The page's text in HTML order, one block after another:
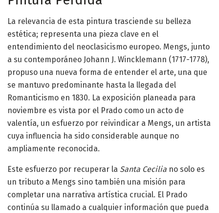
La relevancia de esta pintura trasciende su belleza
estética; representa una pieza clave en el
entendimiento del neoclasicismo europeo. Mengs, junto
a su contemporáneo Johann J. Wincklemann (1717-1778),
propuso una nueva forma de entender el arte, una que
se mantuvo predominante hasta la llegada del
Romanticismo en 1830. La exposición planeada para
noviembre es vista por el Prado como un acto de
valentía, un esfuerzo por reivindicar a Mengs, un artista
cuya influencia ha sido considerable aunque no
ampliamente reconocida.
Este esfuerzo por recuperar la Santa Cecilia no solo es
un tributo a Mengs sino también una misión para
completar una narrativa artística crucial. El Prado
continúa su llamado a cualquier información que pueda